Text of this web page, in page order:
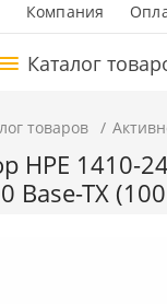
Компания
Каталог
товаров
HPE 1410-
Base-TX